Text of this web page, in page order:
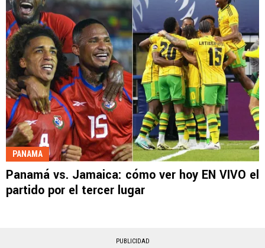
PANAMA
Panamá vs. Jamaica: cómo ver hoy EN VIVO el
partido por el tercer lugar
PUBLICIDAD